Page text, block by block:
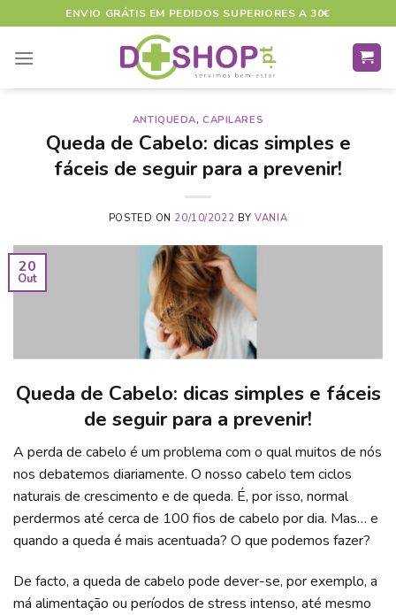
to
content
ENVIO GRÁTIS EM PEDIDOS SUPERIORES A 30€
ANTIQUEDA,CAPILARES
Queda de Cabelo: dicas simples e
fáceis de seguir para a prevenir!
POSTED ON 20/10/2022 BYVANIA
20
Out
Queda de Cabelo: dicas simples e fáceis
de seguir para a prevenir!
A perda de cabelo é um problema com o qual muitos de nós
nos debatemos diariamente. O nosso cabelo tem ciclos
naturais de crescimento e de queda. É, por isso, normal
perdermos até cerca de 100 fios de cabelo por dia. Mas… e
quando a queda é mais acentuada? O que podemos fazer?
De facto, a queda de cabelo pode dever-se, por exemplo, a
má alimentação ou períodos de stress intenso, até mesmo